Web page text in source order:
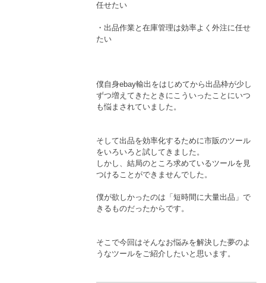
任せたい
・出品作業と在庫管理は効率よく外注に任せ
たい
僕自身ebay輸出をはじめてから出品枠が少し
ずつ増えてきたときにこういったことにいつ
も悩まされていました。
そして出品を効率化するために市販のツール
をいろいろと試してきました。
しかし、結局のところ求めているツールを見
つけることができませんでした。
僕が欲しかったのは「短時間に大量出品」で
きるものだったからです。
そこで今回はそんなお悩みを解決した夢のよ
うなツールをご紹介したいと思います。